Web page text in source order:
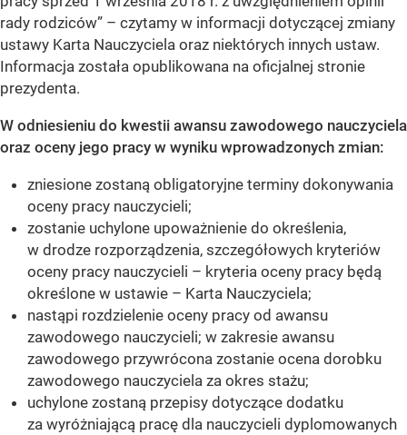
rady rodziców” – czytamy w informacji dotyczącej zmiany
ustawy Karta Nauczyciela oraz niektórych innych ustaw.
Informacja została opublikowana na oficjalnej stronie
prezydenta.
W odniesieniu do kwestii awansu zawodowego nauczyciela
oraz oceny jego pracy w wyniku wprowadzonych zmian:
zniesione zostaną obligatoryjne terminy dokonywania
oceny pracy nauczycieli;
zostanie uchylone upoważnienie do określenia,
w drodze rozporządzenia, szczegółowych kryteriów
oceny pracy nauczycieli – kryteria oceny pracy będą
określone w ustawie – Karta Nauczyciela;
nastąpi rozdzielenie oceny pracy od awansu
zawodowego nauczycieli; w zakresie awansu
zawodowego przywrócona zostanie ocena dorobku
zawodowego nauczyciela za okres stażu;
uchylone zostaną przepisy dotyczące dodatku
za wyróżniającą pracę dla nauczycieli dyplomowanych